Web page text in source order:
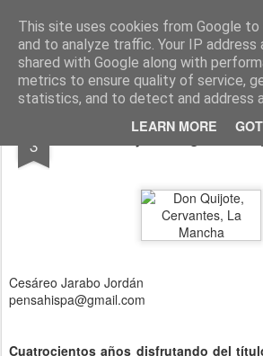
This site uses cookies from Google
and to analyze traffic. Your IP address
shared with Google along with
metrics to ensure quality of service,
statistics, and to detect and address
LEARN MORE
Cesáreo Jarabo Investigacion
3 Don Quijote, algo más
Cesáreo Jarabo Jordán
pensahispa@gmail.com
Cuatrocientos años disfrutando del